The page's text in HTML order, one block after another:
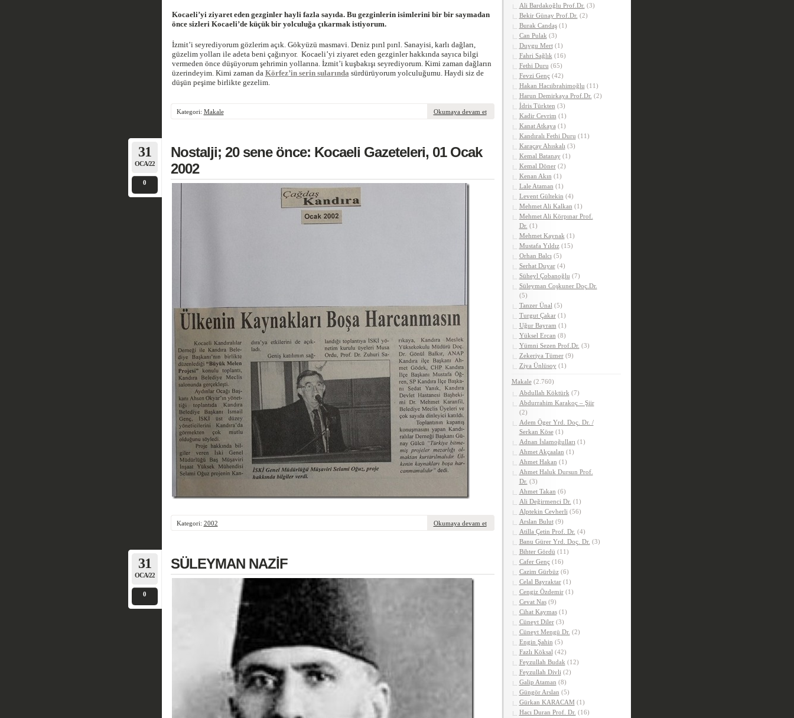
Kocaeli’yi ziyaret eden gezginler hayli fazla sayıda. Bu gezginlerin isimlerini bir bir saymadan
önce sizleri Kocaeli’de küçük bir yolculuğa çıkarmak istiyorum.
İzmit’i seyrediyorum gözlerim açık. Gökyüzü masmavi. Deniz pırıl pırıl. Sanayisi, karlı dağları,
güzelim yolları ile adeta beni çağırıyor. Kocaeli’yi ziyaret eden gezginler hakkında sayıca bilgi
vermeden önce düşüyorum şehrimin yollarına. İzmit’i kuşbakışı seyrediyorum. Kimi zaman dağların
üzerindeyim. Kimi zaman da Körfez’in serin sularında sürdürüyorum yolculuğumu. Haydi siz de
düşün peşime birlikte gezelim.
Kategori: Makale Okumaya devam et
31
OCA/22
0
Nostalji; 20 sene önce: Kocaeli Gazeteleri, 01 Ocak
2002
Kategori: 2002 Okumaya devam et
31
OCA/22
0
SÜLEYMAN NAZİF
Ali Bardakoğlu Prof.Dr. (3)
Bekir Günay Prof.Dr. (2)
Burak Candaş(1)
Can Pulak (3)
Duygu Mert(1)
Fahri Sağlık (16)
Fethi Duru (65)
Fevzi Genç(42)
Hakan Hacıibrahimoğlu (11)
Harun Demirkaya Prof.Dr. (2)
İdris Türkten (3)
Kadir Cevrim (1)
Kanat Atkaya (1)
Kandıralı Fethi Duru (11)
Karaçay Ahıskalı (3)
Kemal Batanay(1)
Kemal Döner(2)
Kenan Akın (1)
Lale Ataman (1)
Levent Gültekin (4)
Mehmet Ali Kalkan (1)
Mehmet Ali Körpınar Prof.
Dr. (1)
Mehmet Kaynak (1)
Mustafa Yıldız(15)
Orhan Balcı (5)
Serhat Duyar(4)
Süheyl Çobanoğlu (7)
Süleyman Coşkuner Doç.Dr.
(5)
Tanzer Ünal (5)
Turgut Çakar(1)
Uğur Bayram (1)
Yüksel Ercan (8)
Yümni Sezen Prof.Dr. (3)
Zekeriya Tümer(9)
Ziya Ünlüsoy(1)
Makale(2.760)
Abdullah Köktürk (7)
Abdurrahim Karakoç – Şiir
(2)
Adem Öger Yrd. Doç. Dr. /
Serkan Köse(1)
Adnan İslamoğulları (1)
Ahmet Akçaalan (1)
Ahmet Hakan (1)
Ahmet Haluk Dursun Prof.
Dr. (3)
Ahmet Takan (6)
Ali Değirmenci Dr. (1)
Alptekin Cevherli (56)
Arslan Bulut(9)
Atilla Çetin Prof. Dr. (4)
Banu Gürer Yrd. Doç. Dr. (3)
Bihter Gördü (11)
Cafer Genç(16)
Cazim Gürbüz(6)
Celal Bayraktar(1)
Cengiz Özdemir(1)
Cevat Nas(9)
Cihat Kaymas(1)
Cüneyt Diler(3)
Cüneyt Mengü Dr. (2)
Engin Şahin (5)
Fazlı Köksal (42)
Feyzullah Budak (12)
Feyzullah Divli (2)
Galip Ataman (8)
Güngör Arslan (5)
Gürkan KARACAM (1)
Hacı Duran Prof. Dr. (16)